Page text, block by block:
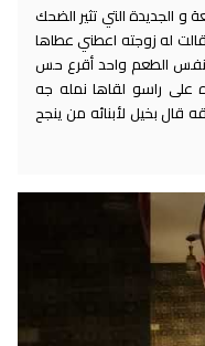
الجديدة التي تثير الضحك
له زوجته اعطني عطاها
الطعم واحد أقرع حس
راسو لقاها نمله جه
قال بخيل لأبنائه من ينجح